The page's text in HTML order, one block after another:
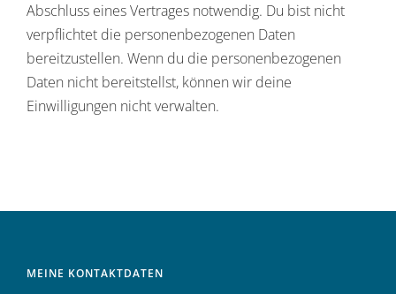
Abschluss eines Vertrages notwendig. Du bist nicht
verpflichtet die personenbezogenen Daten
bereitzustellen. Wenn du die personenbezogenen
Daten nicht bereitstellst, können wir deine
Einwilligungen nicht verwalten.
MEINE KONTAKTDATEN